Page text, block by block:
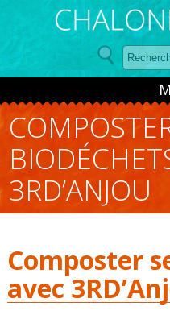
Panneau de gestion des
3RD’ANJOU
Composter
avec